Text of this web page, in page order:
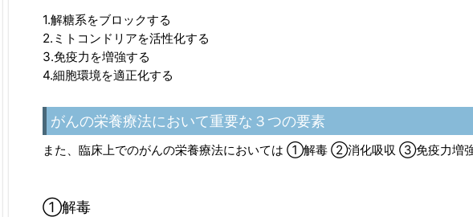
1.解糖系をブロックする
2.ミトコンドリアを活性化する
3.免疫力を増強する
4.細胞環境を適正化する
がんの栄養療法において重要な３つの要素
また、臨床上でのがんの栄養療法においては ①解毒 ②消化吸収 ③免疫力増強
①解毒